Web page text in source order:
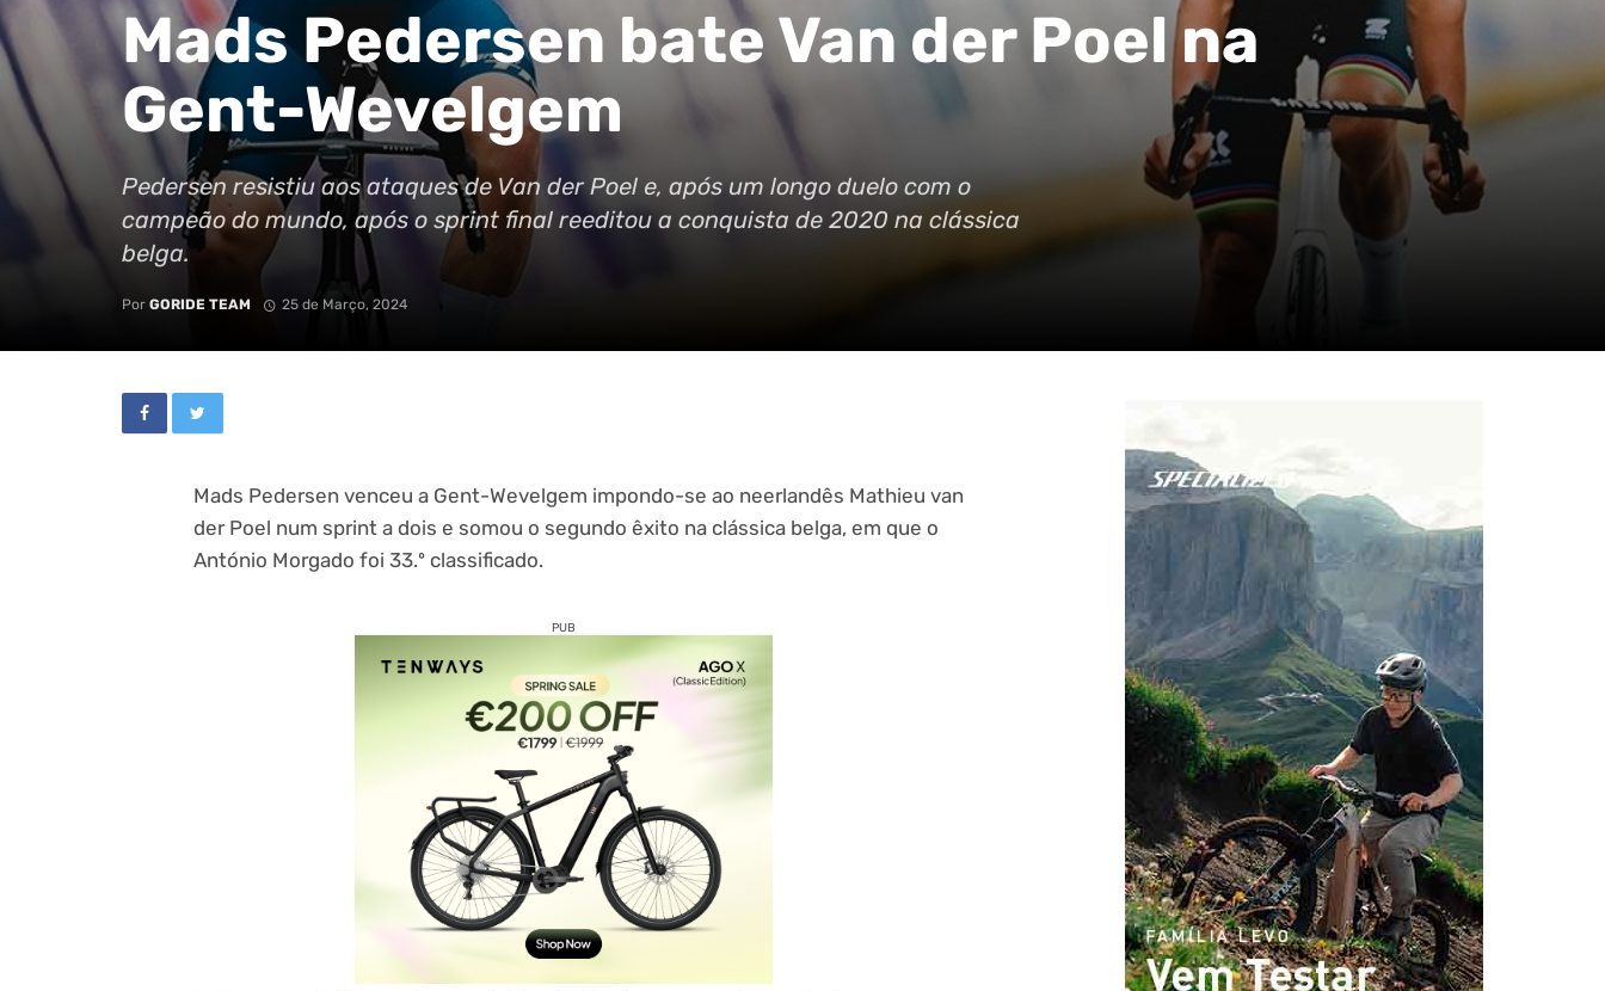
Mads Pedersen bate Van der Poel na
Gent-Wevelgem
Pedersen resistiu aos ataques de Van der Poel e, após um longo duelo com o
campeão do mundo, após o sprint final reeditou a conquista de 2020 na clássica
belga.
Por GORIDE TEAM 25 de Março, 2024
Mads Pedersen venceu a Gent-Wevelgem impondo-se ao neerlandês Mathieu van
der Poel num sprint a dois e somou o segundo êxito na clássica belga, em que o
António Morgado foi 33.º classificado.
PUB